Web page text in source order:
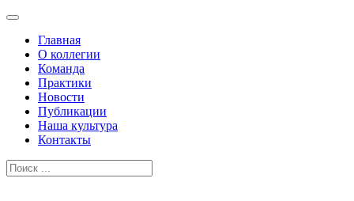
Главная
О коллегии
Команда
Практики
Новости
Публикации
Наша культура
Контакты